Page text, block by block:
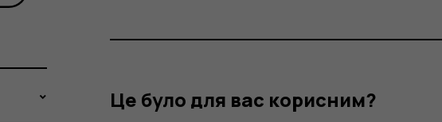
Це було для вас корисним?